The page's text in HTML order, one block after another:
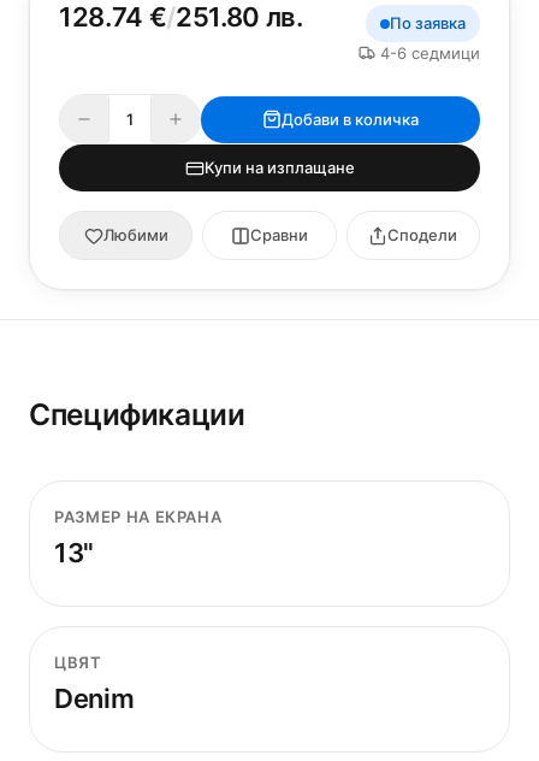
128.74 €/251.80 лв.
По заявка
4-6 седмици
Добави в количка
Купи на изплащане
Любими Сравни Сподели
Спецификации
РАЗМЕР НА ЕКРАНА
13"
ЦВЯТ
Denim